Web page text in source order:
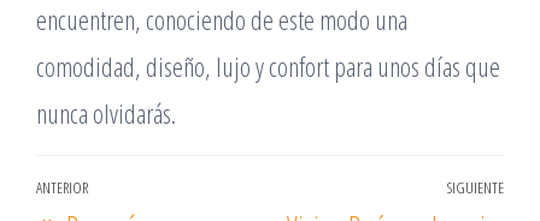
encuentren, conociendo de este modo una
comodidad, diseño, lujo y confort para unos días que
nunca olvidarás.
Navegación
Entrada
ANTERIOR SIGUIENTE